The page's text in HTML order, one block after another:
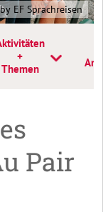
EF Sprachreisen
+
Themen
Pair